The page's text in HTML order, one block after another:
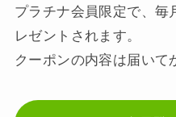
プラチナ会員限定で、毎
レゼントされます。
クーポンの内容は届いて